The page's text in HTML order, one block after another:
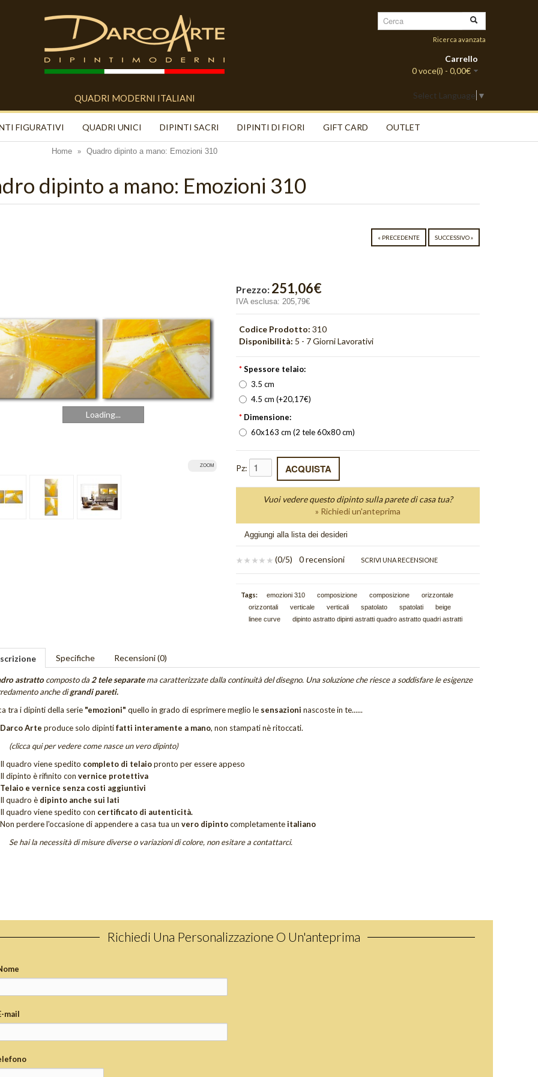
QUADRI MODERNI ITALIANI
Ricerca avanzata
Carrello
0 voce(i) - 0,00€
Select Language ▼
FIGURATIVI QUADRI UNICI DIPINTI SACRI DIPINTI DI FIORI GIFT CARD OUTLET
Home » Quadro dipinto a mano: Emozioni 310
dipinto a mano: Emozioni 310
« PRECEDENTE SUCCESSIVO »
Loading...
ZOOM
Prezzo: 251,06€
IVA esclusa: 205,79€
Codice Prodotto: 310
Disponibilità: 5 - 7 Giorni Lavorativi
* Spessore telaio:
3.5 cm
4.5 cm (+20,17€)
* Dimensione:
60x163 cm (2 tele 60x80 cm)
Pz:
Vuoi vedere questo dipinto sulla parete di casa tua?
» Richiedi un'anteprima
Aggiungi alla lista dei desideri
(0/5) 0 recensioni SCRIVI UNA RECENSIONE
Tags: emozioni 310 composizione composizione
orizzontale
orizzontali
verticale verticali spatolato spatolati
beige
linee curve
dipinto astratto dipinti astratti quadro astratto quadri astratti
Specifiche Recensioni (0)
astrattocomposto da 2 tele separatema caratterizzate dalla continuità del disegno. Una soluzione che riesce a soddisfare le esigenze
anche digrandi pareti.
tra i dipinti della serie "emozioni" quello in grado di esprimere meglio le sensazioni nascoste in te......
Darco Arte produce solo dipintifatti interamente a mano, non stampati nè ritoccati.
(clicca qui per vedere come nasce un vero dipinto)
Il quadro viene spedito completo di telaiopronto per essere appeso
Il dipinto è rifinito con vernice protettiva
Telaio e vernice senza costi aggiuntivi
Il quadro è dipinto anche sui lati
Il quadro viene spedito con certificato di autenticità.
Non perderel'occasione di appendere a casa tua un vero dipintocompletamenteitaliano
Se hai la necessità di misure diverse o variazioni di colore, non esitare a contattarci.
Richiedi Una Personalizzazione O Un'anteprima
mail